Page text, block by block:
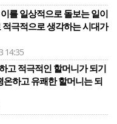
를 일상적으로 돌보는 일이
극적으로 생각하는 시대가
14:35
고 적극적인 할머니가 되기
온하고 유쾌한 할머니는 되